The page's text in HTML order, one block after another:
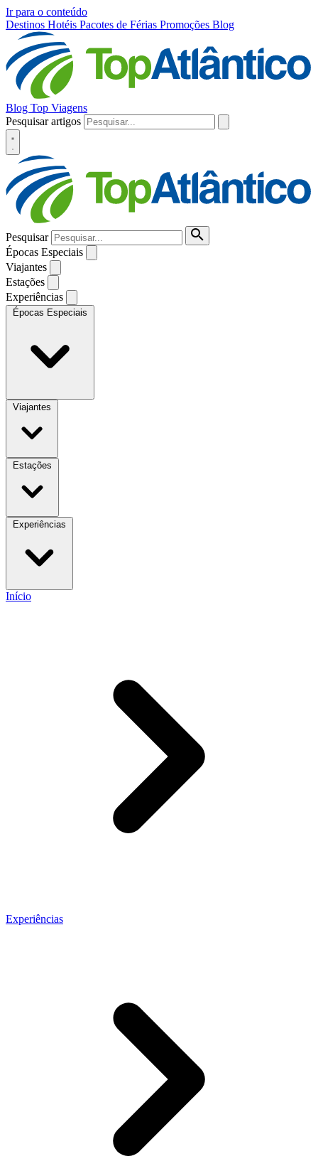
Ir para o conteúdo
Destinos Hotéis Pacotes de Férias Promoções Blog
Blog Top Viagens
Pesquisar artigos
Pesquisar
Épocas Especiais
Viajantes
Estações
Experiências
Épocas Especiais
Viajantes
Estações
Experiências
Início
Experiências